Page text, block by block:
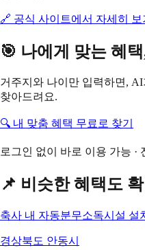
🔗 공식 사이트에서 자세히 보
🎯 나에게 맞는 혜
거주지와 나이만 입력하면,
찾아드려요.
🔍 내 맞춤 혜택 무료로 찾기
로그인 없이 바로 이용 가능 ·
📌 비슷한 혜택도
축사 내 자동분무소독시설 설
경상북도 안동시